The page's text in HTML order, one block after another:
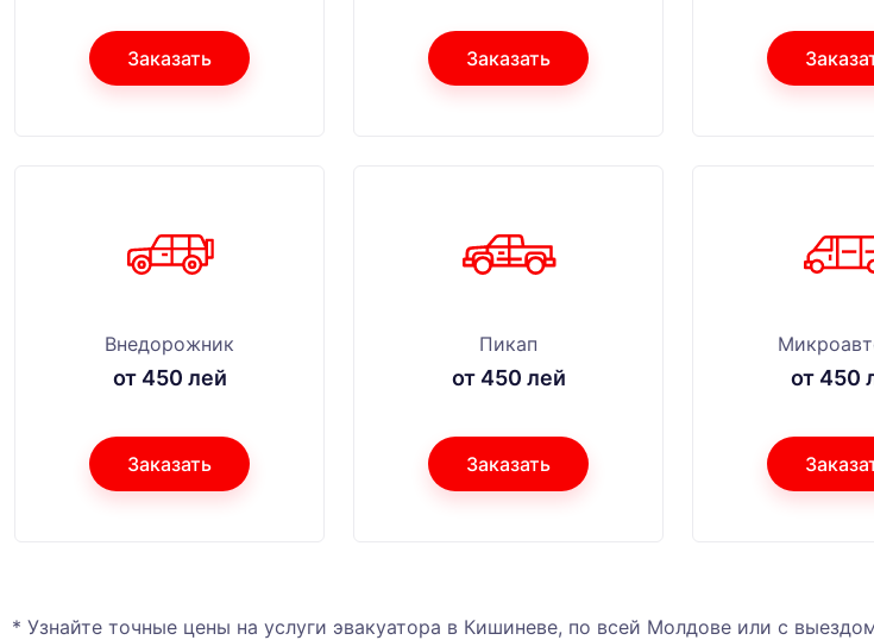
Заказать Заказать
Внедорожник
от 450 лей
Заказать
Пикап
от 450 лей
Заказать
от 450
* Узнайте точные цены на услуги эвакуатора в Кишиневе, по всей Молдове или с